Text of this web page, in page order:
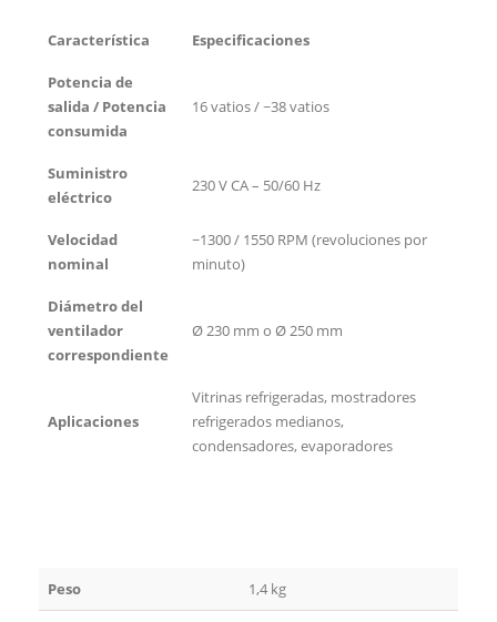
Característica Especificaciones
Potencia de
salida / Potencia
consumida
16 vatios / ~38 vatios
Suministro
eléctrico
230 V CA – 50/60 Hz
Velocidad
nominal
~1300 / 1550 RPM (revoluciones por
minuto)
Diámetro del
ventilador
correspondiente
Ø 230 mm o Ø 250 mm
Aplicaciones
Vitrinas refrigeradas, mostradores
refrigerados medianos,
condensadores, evaporadores
Peso 1,4 kg